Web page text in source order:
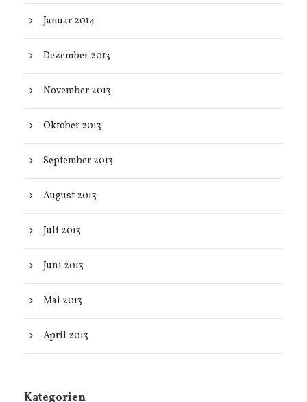
Januar 2014
Dezember 2013
November 2013
Oktober 2013
September 2013
August 2013
Juli 2013
Juni 2013
Mai 2013
April 2013
Kategorien